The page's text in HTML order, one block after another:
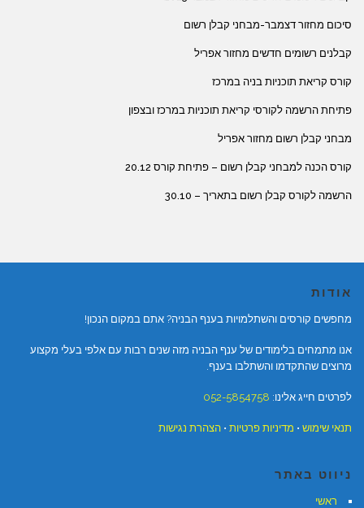
סיכום מחזור דצמבר-מבחני קבלן רשום
קבלנים רשומים חדשים מחזור אפריל
קורס קריאת תוכניות בניה במרכז
פתיחת הרשמה לקורסי קריאת תוכניות במרכז ובצפון
מבחני קבלן רשום מחזור אפריל
קורס הכנה למבחני קבלן רשום – פתיחת קורס 20.12
הרשמה לקורס קבלן רשום בתאריך – 30.10
אודות
מחפשים קורסים והשתלמויות בענף הבניה? אתם במקום הנכון!
אנו מתמחים בלימודים של ענף הבניה מזה שנים רבות עם אלפי בעלי מקצוע
מרוצים שהתקדמו והשתלבו בענף.
לפרטים חייג אלינו: 052-5854758
תנאי שימוש • מדיניות פרטיות • הצהרת נגישות
ניווט באתר
ראשי